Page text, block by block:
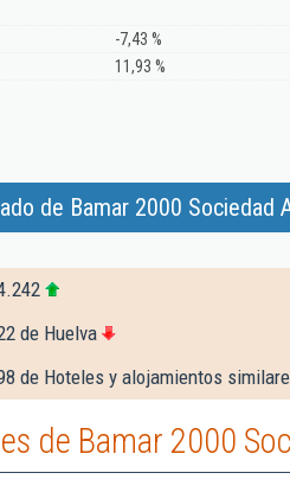
-7,43 %
11,93 %
de Bamar 2000 Sociedad
de Huelva
de Hoteles y alojamientos
de Bamar 2000